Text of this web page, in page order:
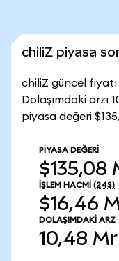
chiliZ piyasa
chiliZ güncel fiyatı
Dolaşımdaki arzı
piyasa değeri
PIYASA DEĞERI
$135,08
İŞLEM HACMI (24S)
$16,46
DOLAŞIMDAKI ARZ
10,48 Mr